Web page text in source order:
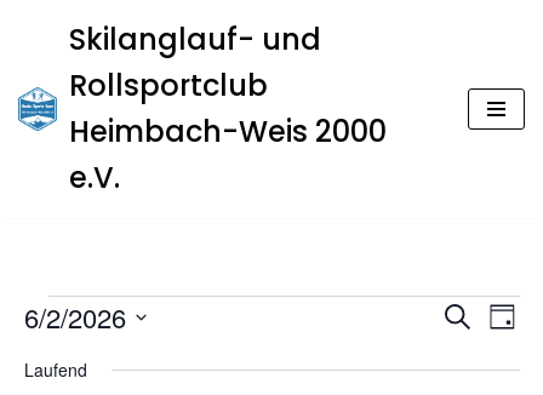
Inhalt
springen
Skilanglauf- und
Rollsportclub
Heimbach-Weis 2000
e.V.
SucheTag
6/2/2026
wählen.
Laufend